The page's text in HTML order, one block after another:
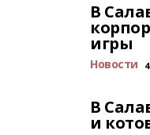
В
игры
Новости
В
и